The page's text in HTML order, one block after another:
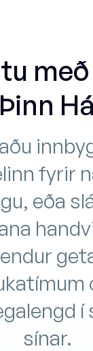
Þinn
fyrir
eða
í
sínar.